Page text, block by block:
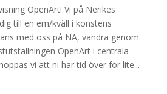
OpenArt! Vi på Nerikes
till en em/kväll i konstens
med oss på NA, vandra genom
OpenArt i centrala
vi att ni har tid över för lite...